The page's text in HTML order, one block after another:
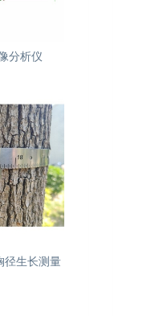
分析仪
径生长测量